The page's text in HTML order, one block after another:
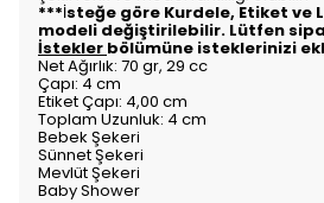
***İsteğe göre Kurdele, Etiket ve
modeli değiştirilebilir. Lütfen
İstekler bölümüne isteklerinizi
Net Ağırlık: 70 gr, 29 cc
Çapı: 4 cm
Etiket Çapı: 4,00 cm
Toplam Uzunluk: 4 cm
Bebek Şekeri
Sünnet Şekeri
Mevlüt Şekeri
Baby Shower